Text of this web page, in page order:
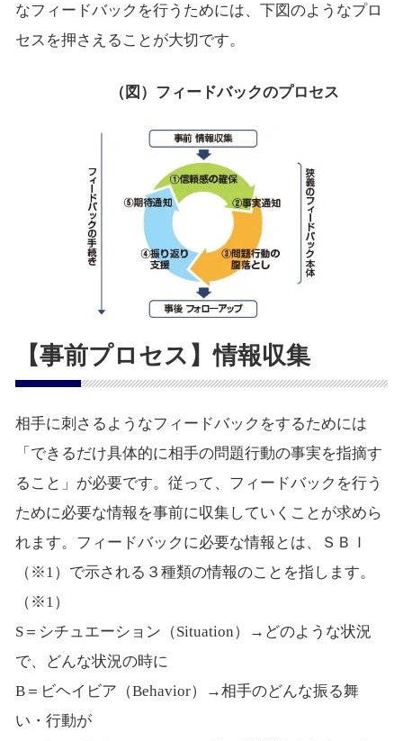
なフィードバックを行うためには、下図のようなプロ
セスを押さえることが大切です。
（図）フィードバックのプロセス
【事前プロセス】情報収集
相手に刺さるようなフィードバックをするためには
「できるだけ具体的に相手の問題行動の事実を指摘す
ること」が必要です。従って、フィードバックを行う
ために必要な情報を事前に収集していくことが求めら
れます。フィードバックに必要な情報とは、ＳＢＩ
（※1）で示される３種類の情報のことを指します。
（※1）
S＝シチュエーション（Situation）→どのような状況
で、どんな状況の時に
B＝ビヘイビア（Behavior）→相手のどんな振る舞
い・行動が